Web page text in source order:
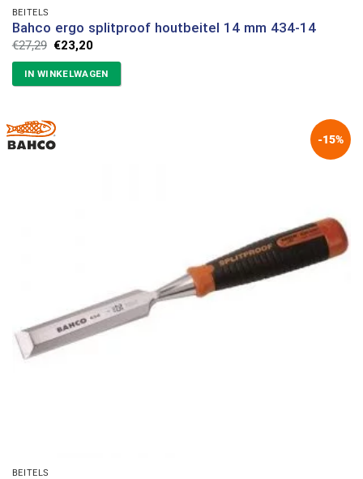
BEITELS
Bahco ergo splitproof houtbeitel 14 mm 434-14
€27,29 Oorspronkelijke
prijs
was:
€27,29.
€23,20Huidige
is:
€23,20.
IN WINKELWAGEN
-15%
BEITELS